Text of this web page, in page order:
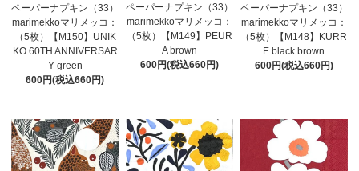
ペーパーナプキン（33）
marimekkoマリメッコ：
（5枚）【M150】UNIK
KO 60TH ANNIVERSAR
Y green
600円(税込660円)
ペーパーナプキン（33）
marimekkoマリメッコ：
（5枚）【M149】PEUR
A brown
600円(税込660円)
ペーパーナプキン（33）
marimekkoマリメッコ：
（5枚）【M148】KURR
E black brown
600円(税込660円)